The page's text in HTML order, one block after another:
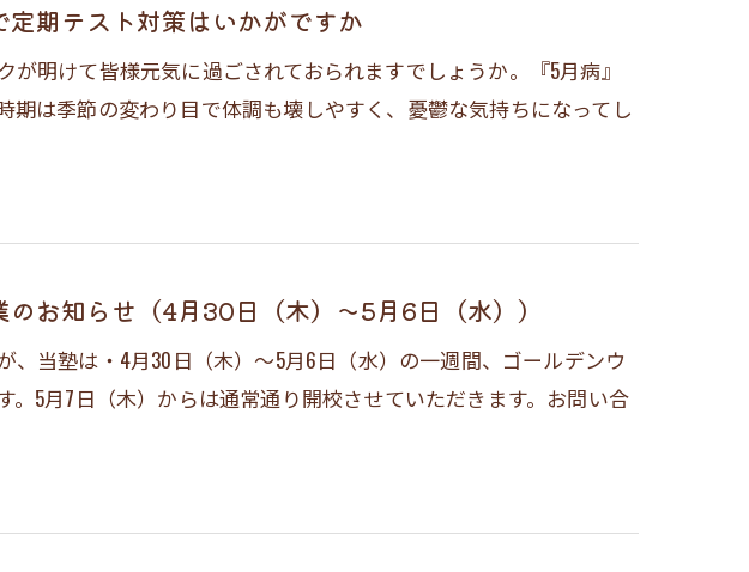
期テスト対策はいかがですか
が明けて皆様元気に過ごされておられますでしょうか。『5月病』
期は季節の変わり目で体調も壊しやすく、憂鬱な気持ちになってし
お知らせ（4月30日（木）～5月6日（水））
、当塾は・4月30日（木）～5月6日（水）の一週間、ゴールデンウ
。5月7日（木）からは通常通り開校させていただきます。お問い合